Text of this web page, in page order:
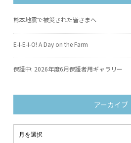
熊本地震で被災された皆さまへ
E-I-E-I-O! A Day on the Farm
保護中: 2026年度6月保護者用ギャラリー
アーカイブ